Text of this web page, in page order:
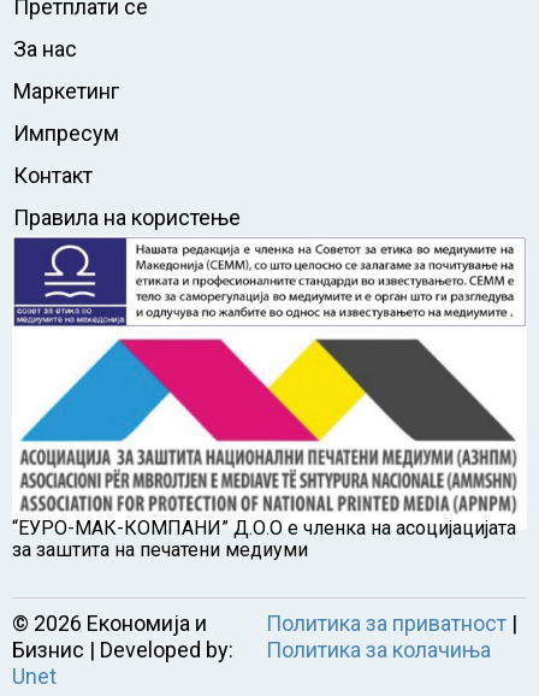
Претплати се
За нас
Маркетинг
Импресум
Контакт
Правила на користење
“ЕУРО-МАК-КОМПАНИ” Д.О.О е членка на асоцијацијата
за заштита на печатени медиуми
© 2026 Економија и
Бизнис | Developed by:
Unet
Политика за приватност|
Политика за колачиња